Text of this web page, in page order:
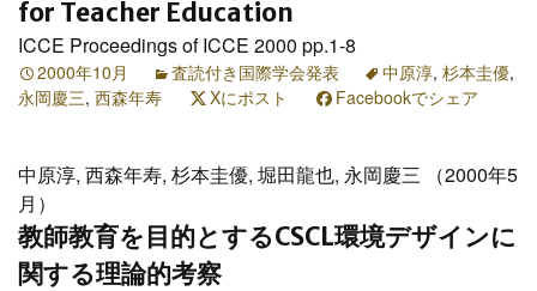
for Teacher Education
ICCE Proceedings of ICCE 2000 pp.1-8
2000年10月 査読付き国際学会発表 中原淳, 杉本圭優,
永岡慶三, 西森年寿 Xにポスト Facebookでシェア
中原淳, 西森年寿, 杉本圭優, 堀田龍也, 永岡慶三 （2000年5
月）
教師教育を目的とするCSCL環境デザインに
関する理論的考察